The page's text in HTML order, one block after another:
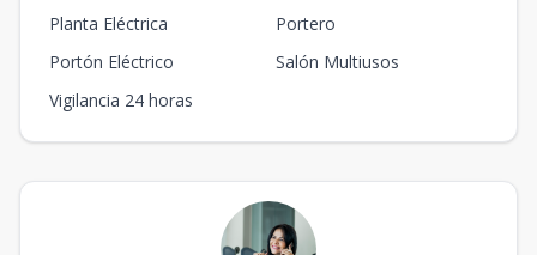
Planta Eléctrica
Portero
Portón Eléctrico
Salón Multiusos
Vigilancia 24 horas